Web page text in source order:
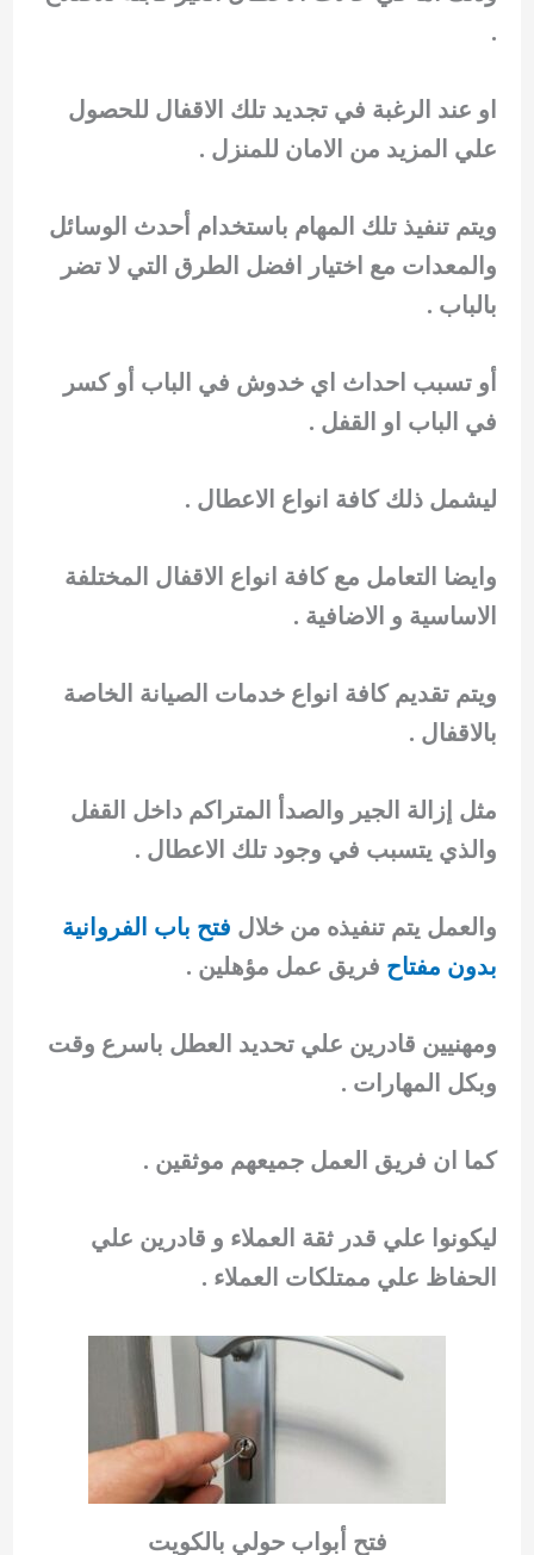
.
او عند الرغبة في تجديد تلك الاقفال للحصول
علي المزيد من الامان للمنزل .
ويتم تنفيذ تلك المهام باستخدام أحدث الوسائل
والمعدات مع اختيار افضل الطرق التي لا تضر
بالباب .
أو تسبب احداث اي خدوش في الباب أو كسر
في الباب او القفل .
ليشمل ذلك كافة انواع الاعطال .
وايضا التعامل مع كافة انواع الاقفال المختلفة
الاساسية و الاضافية .
ويتم تقديم كافة انواع خدمات الصيانة الخاصة
بالاقفال .
مثل إزالة الجير والصدأ المتراكم داخل القفل
والذي يتسبب في وجود تلك الاعطال .
والعمل يتم تنفيذه من خلال فتح باب الفروانية
بدون مفتاح فريق عمل مؤهلين .
ومهنيين قادرين علي تحديد العطل باسرع وقت
وبكل المهارات .
كما ان فريق العمل جميعهم موثقين .
ليكونوا علي قدر ثقة العملاء و قادرين علي
الحفاظ علي ممتلكات العملاء .
فتح أبواب حولي بالكويت